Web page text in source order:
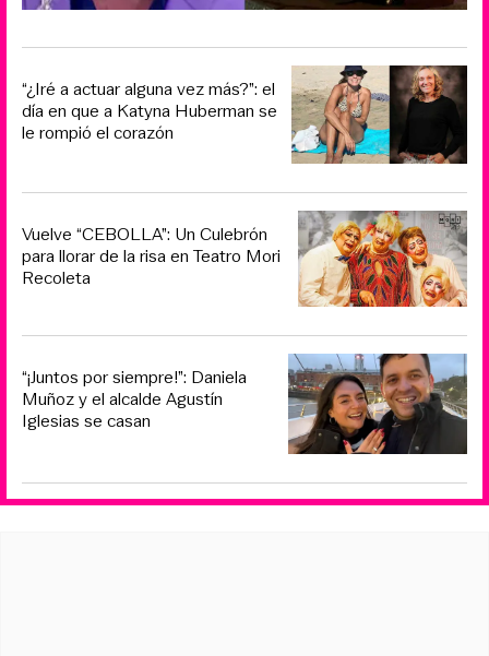
“¿Iré a actuar alguna vez más?”: el
día en que a Katyna Huberman se
le rompió el corazón
Vuelve “CEBOLLA”: Un Culebrón
para llorar de la risa en Teatro Mori
Recoleta
“¡Juntos por siempre!”: Daniela
Muñoz y el alcalde Agustín
Iglesias se casan